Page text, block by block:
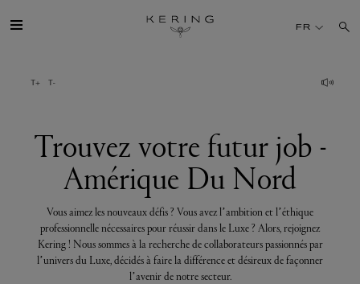
votre
futur
TALENT
DÉV. DURABLE
FINANCE
FR
Trouvez votre futur job -
Amérique Du Nord
Vous aimez les nouveaux défis ? Vous avez l’ambition et l’éthique
professionnelle nécessaires pour réussir dans le Luxe ? Alors, rejoignez
Kering ! Nous sommes à la recherche de collaborateurs passionnés par
l’univers du Luxe, décidés à faire la différence et désireux de façonner
l’avenir de notre secteur.